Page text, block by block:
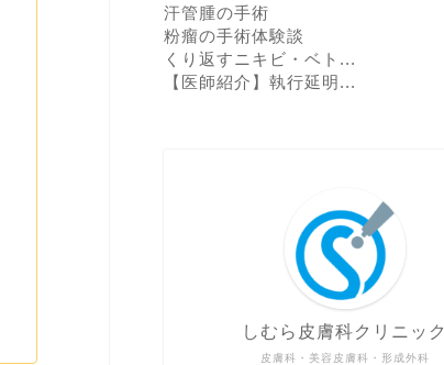
汗管腫の手術
粉瘤の手術体験談
くり返すニキビ・ベト...
【医師紹介】執行延明...
皮膚科・美容皮膚科・形成外科
しむら皮膚科クリニック